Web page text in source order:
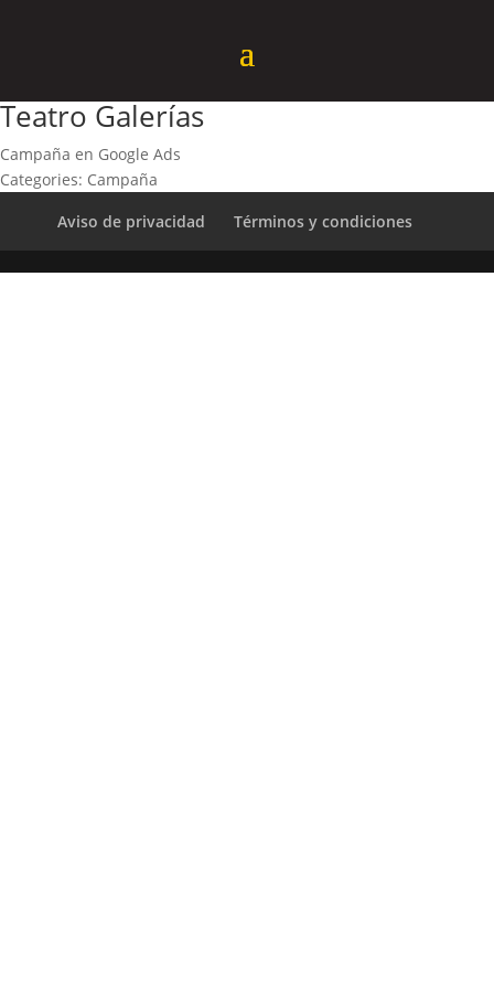
Teatro Galerías
Campaña en Google Ads
Categories: Campaña
Aviso de privacidad
Términos y condiciones